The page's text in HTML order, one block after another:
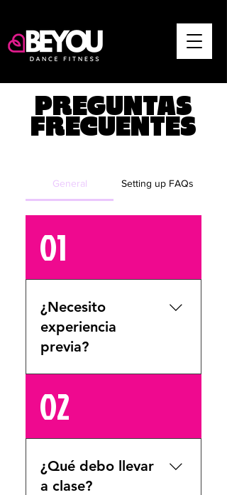
PREGUNTAS
FRECUENTES
General Setting up FAQs
01
¿Necesito
experiencia
previa?
para todos los niveles.
Puedes empezar
desde cero.
02
¿Qué debo llevar
a clase?